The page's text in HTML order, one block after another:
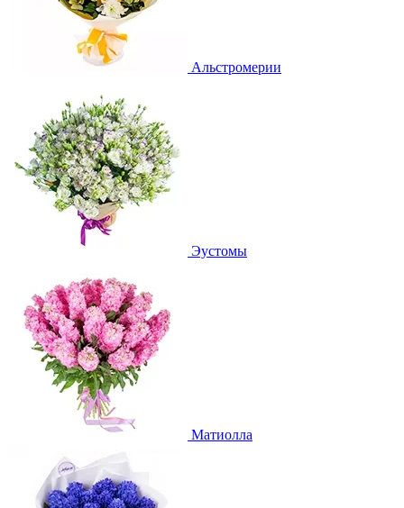
Альстромерии
Эустомы
Матиолла